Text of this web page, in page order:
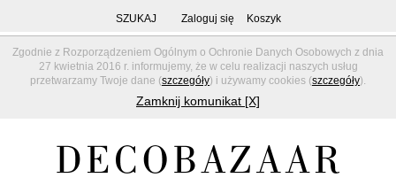
Zgodnie z Rozporządzeniem Ogólnym o Ochronie Danych Osobowych z dnia
27 kwietnia 2016 r. informujemy, że w celu realizacji naszych usług
przetwarzamy Twoje dane (szczegóły) i używamy cookies (szczegóły).
Zamknij komunikat [X]
SZUKAJ Zaloguj się Koszyk